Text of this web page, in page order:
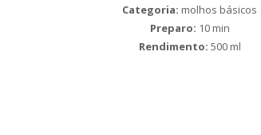
Categoria: molhos básicos
Preparo: 10 min
Rendimento: 500 ml